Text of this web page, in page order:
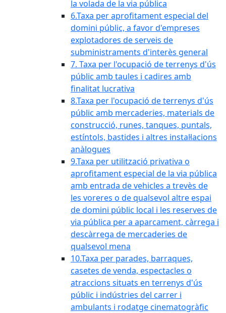
la volada de la via pública
6.Taxa per aprofitament especial del
domini públic, a favor d'empreses
explotadores de serveis de
subministraments d'interès general
7. Taxa per l'ocupació de terrenys d'ús
públic amb taules i cadires amb
finalitat lucrativa
8.Taxa per l'ocupació de terrenys d'ús
públic amb mercaderies, materials de
construcció, runes, tanques, puntals,
estíntols, bastides i altres instal·lacions
anàlogues
9.Taxa per utilització privativa o
aprofitament especial de la via pública
amb entrada de vehicles a trevès de
les voreres o de qualsevol altre espai
de domini públic local i les reserves de
via pública per a aparcament, càrrega i
descàrrega de mercaderies de
qualsevol mena
10.Taxa per parades, barraques,
casetes de venda, espectacles o
atraccions situats en terrenys d'ús
públic i indústries del carrer i
ambulants i rodatge cinematogràfic